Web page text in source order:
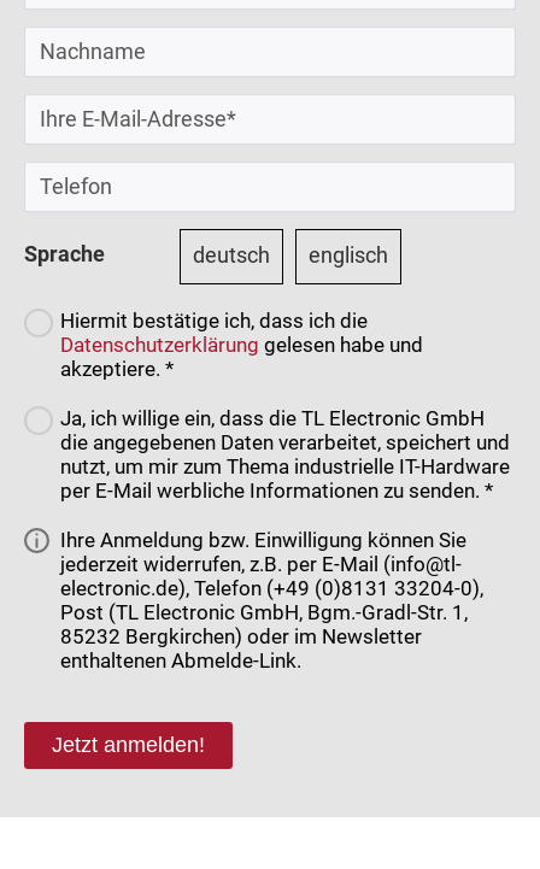
Sprache deutsch englisch
Hiermit bestätige ich, dass ich die
Datenschutzerklärung gelesen habe und
akzeptiere. *
Ja, ich willige ein, dass die TL Electronic GmbH
die angegebenen Daten verarbeitet, speichert und
nutzt, um mir zum Thema industrielle IT-Hardware
per E-Mail werbliche Informationen zu senden. *
Ihre Anmeldung bzw. Einwilligung können Sie
jederzeit widerrufen, z.B. per E-Mail (info@tl-
electronic.de), Telefon (+49 (0)8131 33204-0),
Post (TL Electronic GmbH, Bgm.-Gradl-Str. 1,
85232 Bergkirchen) oder im Newsletter
enthaltenen Abmelde-Link.
Jetzt anmelden!